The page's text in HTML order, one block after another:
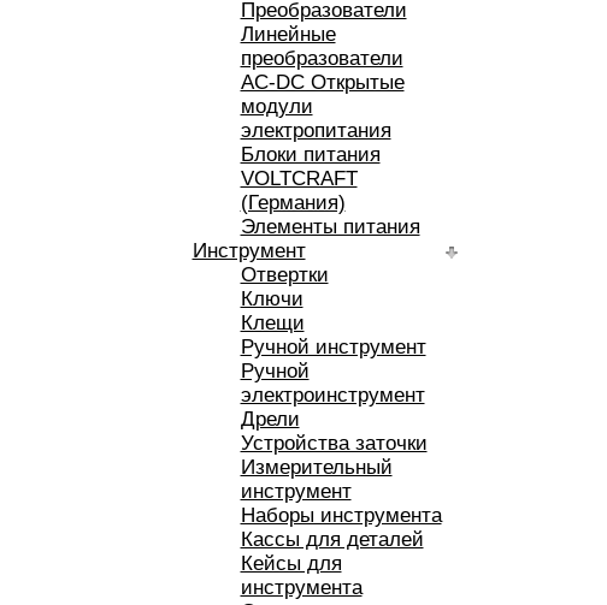
Преобразователи
Линейные
преобразователи
AC-DC Открытые
модули
электропитания
Блоки питания
VOLTCRAFT
(Германия)
Элементы питания
Инструмент
Отвертки
Ключи
Клещи
Ручной инструмент
Ручной
электроинструмент
Дрели
Устройства заточки
Измерительный
инструмент
Наборы инструмента
Кассы для деталей
Кейсы для
инструмента